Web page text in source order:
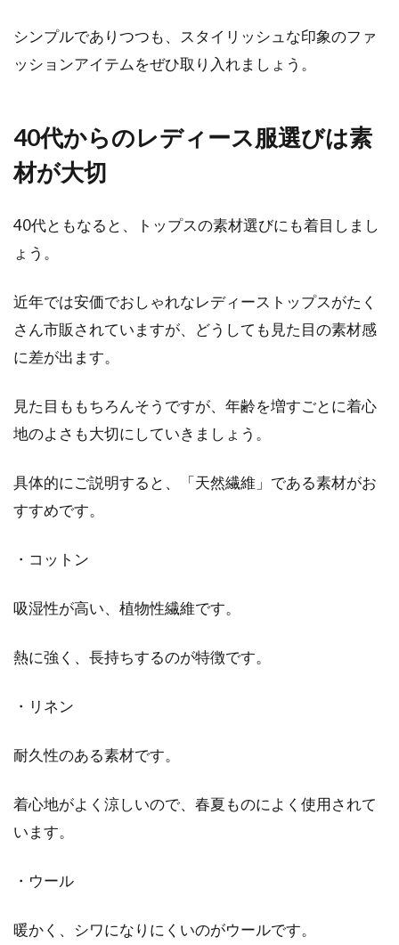
シンプルでありつつも、スタイリッシュな印象のファ
ッションアイテムをぜひ取り入れましょう。
40代からのレディース服選びは素
材が大切
40代ともなると、トップスの素材選びにも着目しまし
ょう。
近年では安価でおしゃれなレディーストップスがたく
さん市販されていますが、どうしても見た目の素材感
に差が出ます。
見た目ももちろんそうですが、年齢を増すごとに着心
地のよさも大切にしていきましょう。
具体的にご説明すると、「天然繊維」である素材がお
すすめです。
・コットン
吸湿性が高い、植物性繊維です。
熱に強く、長持ちするのが特徴です。
・リネン
耐久性のある素材です。
着心地がよく涼しいので、春夏ものによく使用されて
います。
・ウール
暖かく、シワになりにくいのがウールです。